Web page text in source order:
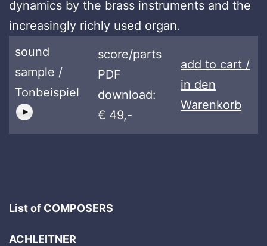
dynamics by the brass instruments and the
increasingly richly used organ.
sound
sample /
Tonbeispiel
score/parts
PDF
download:
€ 49,-
add to cart /
in den
Warenkorb
List of COMPOSERS
ACHLEITNER